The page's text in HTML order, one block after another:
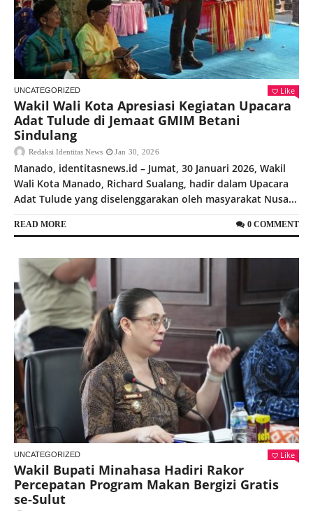
UNCATEGORIZED Like
Wakil Wali Kota Apresiasi Kegiatan Upacara
Adat Tulude di Jemaat GMIM Betani
Sindulang
Redaksi Identitas News Jan 30, 2026
Manado, identitasnews.id – Jumat, 30 Januari 2026, Wakil
Wali Kota Manado, Richard Sualang, hadir dalam Upacara
Adat Tulude yang diselenggarakan oleh masyarakat Nusa...
READ MORE 0 COMMENT
UNCATEGORIZED Like
Wakil Bupati Minahasa Hadiri Rakor
Percepatan Program Makan Bergizi Gratis
se-Sulut